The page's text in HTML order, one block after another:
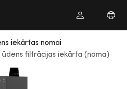
iekārtas nomai
filtrācijas iekārta (noma)